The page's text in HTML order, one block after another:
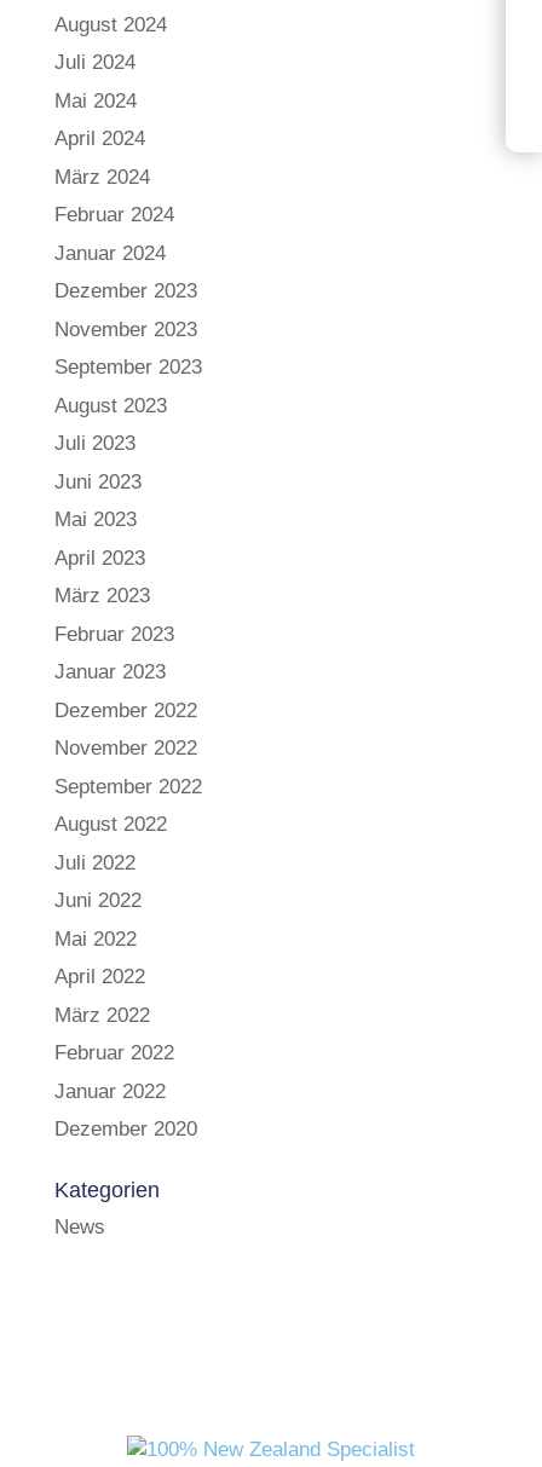
August 2024
Juli 2024
Mai 2024
April 2024
März 2024
Februar 2024
Januar 2024
Dezember 2023
November 2023
September 2023
August 2023
Juli 2023
Juni 2023
Mai 2023
April 2023
März 2023
Februar 2023
Januar 2023
Dezember 2022
November 2022
September 2022
August 2022
Juli 2022
Juni 2022
Mai 2022
April 2022
März 2022
Februar 2022
Januar 2022
Dezember 2020
Kategorien
News